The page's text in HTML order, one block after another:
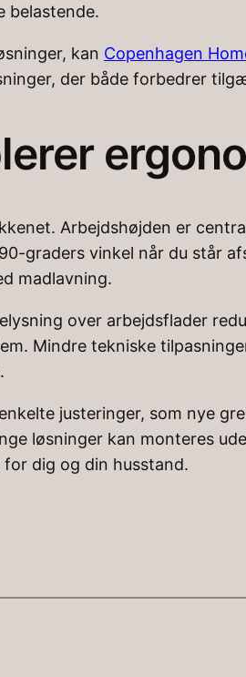
belastende.
kan Copenhagen
der både forbedrer
Arbejdshøjden er
graders vinkel når du står
madlavning.
over arbejdsflader
Mindre tekniske
justeringer, som nye
løsninger kan monteres
dig og din husstand.